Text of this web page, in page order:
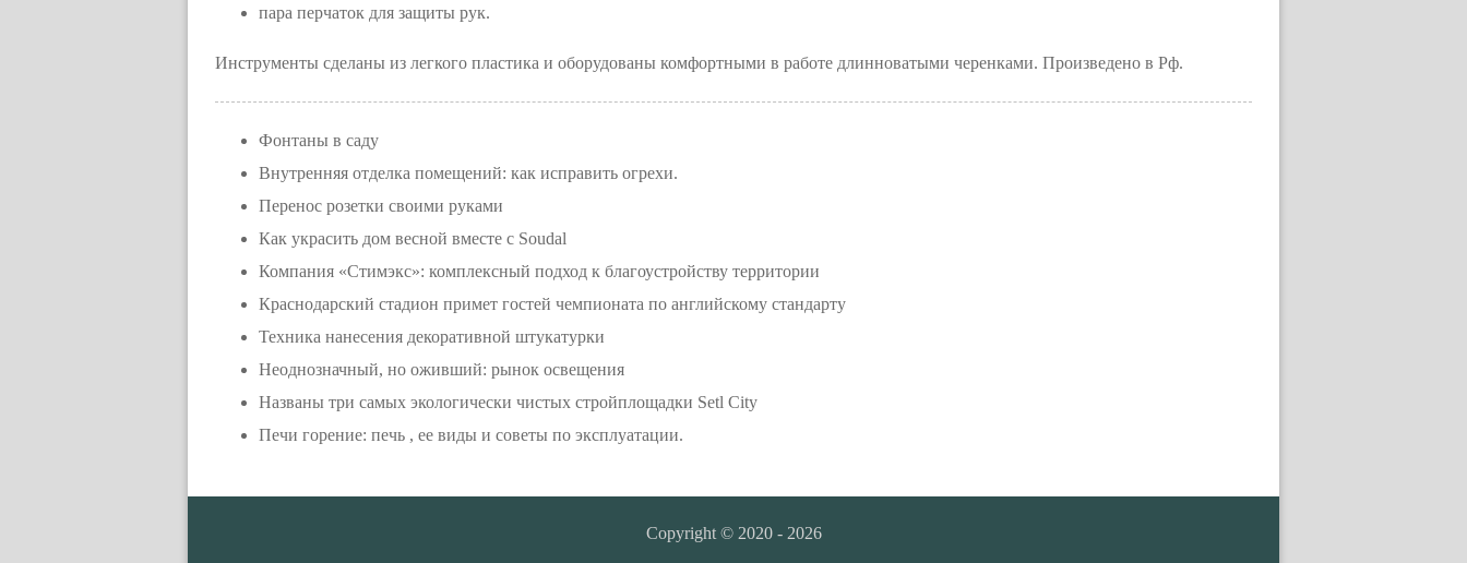
пара перчаток для защиты рук.
Инструменты сделаны из легкого пластика и оборудованы комфортными в работе длинноватыми черенками. Произведено в Рф.
Фонтаны в саду
Внутренняя отделка помещений: как исправить огрехи.
Перенос розетки своими руками
Как украсить дом весной вместе с Soudal
Компания «Стимэкс»: комплексный подход к благоустройству территории
Краснодарский стадион примет гостей чемпионата по английскому стандарту
Техника нанесения декоративной штукатурки
Неоднозначный, но оживший: рынок освещения
Названы три самых экологически чистых стройплощадки Setl City
Печи горение: печь , ее виды и советы по эксплуатации.
Copyright © 2020 - 2026